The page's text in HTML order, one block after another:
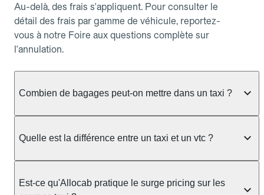
Au-delà, des frais s'appliquent. Pour consulter le
détail des frais par gamme de véhicule, reportez-
vous à notre Foire aux questions complète sur
l'annulation.
Combien de bagages peut-on mettre dans un taxi ?
taxi berline accueille en général jusqu'à 3 bagages
ou nombreux, précisez-le dans le champ "Message
au chauffeur" lors de la réservation. Le prix n'est
Quelle est la différence entre un taxi et un vtc ?
prendre en charge directement dans la rue, à une
Est-ce qu'Allocab pratique le surge pricing sur les